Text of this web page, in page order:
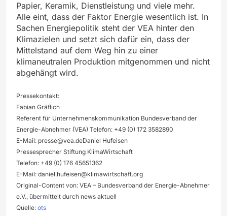
Papier, Keramik, Dienstleistung und viele mehr.
Alle eint, dass der Faktor Energie wesentlich ist. In
Sachen Energiepolitik steht der VEA hinter den
Klimazielen und setzt sich dafür ein, dass der
Mittelstand auf dem Weg hin zu einer
klimaneutralen Produktion mitgenommen und nicht
abgehängt wird.
Pressekontakt:
Fabian Gräflich
Referent für Unternehmenskommunikation Bundesverband der
Energie-Abnehmer (VEA) Telefon: +49 (0) 172 3582890
E-Mail: presse@vea.deDaniel Hufeisen
Pressesprecher Stiftung KlimaWirtschaft
Telefon: +49 (0) 176 45651362
E-Mail: daniel.hufeisen@klimawirtschaft.org
Original-Content von: VEA – Bundesverband der Energie-Abnehmer
e.V., übermittelt durch news aktuell
Quelle: ots